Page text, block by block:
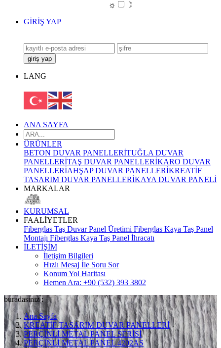
☼
☽
GİRİŞ YAP
LANG
ANA SAYFA
ÜRÜNLER
BETON DUVAR PANELLERİTUĞLA DUVAR
PANELLERİTAŞ DUVAR PANELLERİKARO DUVAR
PANELLERİAHŞAP DUVAR PANELLERİKREATİF
TASARIM DUVAR PANELLERİKAYA DUVAR PANELİ
MARKALAR
KURUMSAL
FAALİYETLER
Fiberglas Taş Duvar Panel Üretimi Fiberglas Kaya Taş Panel
Montajı Fiberglas Kaya Taş Panel İhracatı
İLETİŞİM
İletişim Bilgileri
Hızlı Mesaj İle Soru Sor
Konum Yol Haritası
Hemen Ara: +90 (532) 393 3802
buradasınız :
Ana Sayfa
KREATİF TASARIM DUVAR PANELLERİ
PERÇİNLİ METAL PANEL SERİSİ
PERÇİNLİ METAL PANEL 4202AS